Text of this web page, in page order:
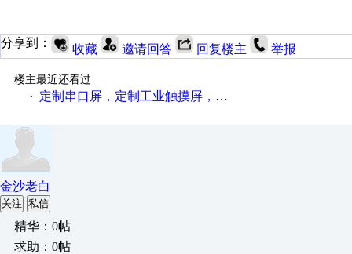
分享到： 收藏 邀请回答 回复楼主 举报
楼主最近还看过
·
定制串口屏，定制工业触摸屏，定制HMI，支持modbus协议，支持各种单片机，PLC开发使用
金沙老白
关注 私信
精华：0帖
求助：0帖